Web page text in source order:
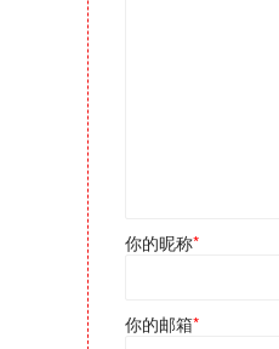
你的昵称*
你的邮箱*